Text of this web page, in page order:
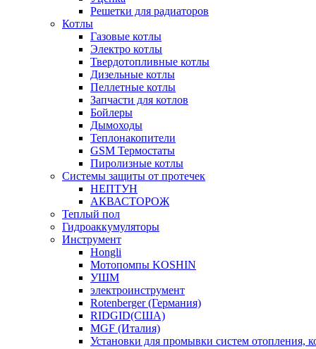
Решетки для радиаторов
Котлы
Газовые котлы
Электро котлы
Твердотопливные котлы
Дизельные котлы
Пеллетные котлы
Запчасти для котлов
Бойлеры
Дымоходы
Теплонакопители
GSM Термостаты
Пиролизные котлы
Системы защиты от протечек
НЕПТУН
АКВАСТОРОЖ
Теплый пол
Гидроаккумуляторы
Инструмент
Hongli
Мотопомпы KOSHIN
УШМ
электроинструмент
Rotenberger (Германия)
RIDGID(США)
MGF (Италия)
Установки для промывки систем отопления,